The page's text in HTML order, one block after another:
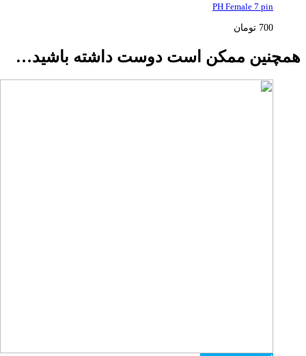
PH Female 7 pin
700 تومان
همچنین ممکن است دوست داشته باشید…